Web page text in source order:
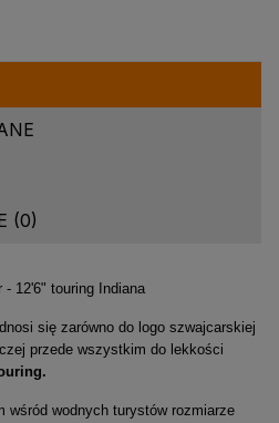
(0)
- 12'6" touring Indiana
się zarówno do logo szwajcarskiej
przede wszystkim do lekkości
wśród wodnych turystów rozmiarze